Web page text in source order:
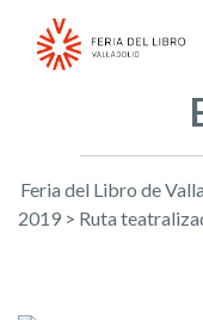
Feria del Libro de
2019 > Ruta